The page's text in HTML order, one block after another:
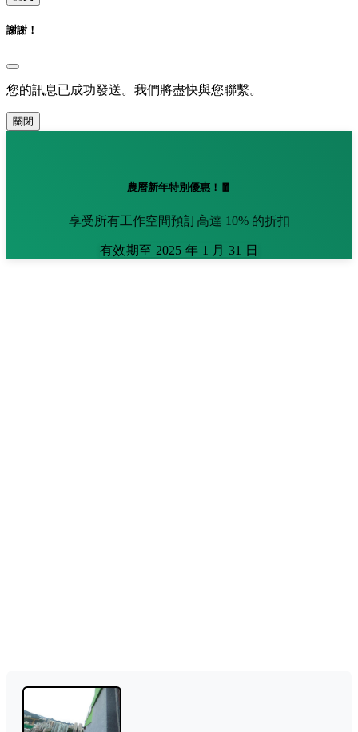
謝謝！
您的訊息已成功發送。我們將盡快與您聯繫。
關閉
農曆新年特別優惠！🧧
享受所有工作空間預訂高達 10% 的折扣
有效期至 2025 年 1 月 31 日